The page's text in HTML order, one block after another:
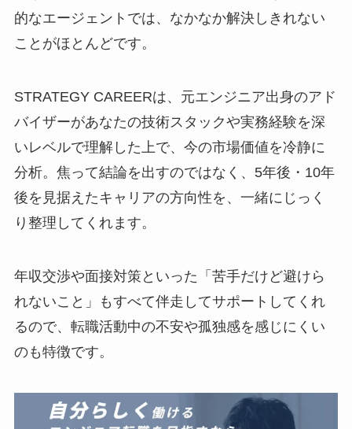
的なエージェントでは、なかなか解決しきれない
ことがほとんどです。
STRATEGY CAREERは、元エンジニア出身のアド
バイザーがあなたの技術スタックや実務経験を深
いレベルで理解した上で、今の市場価値を冷静に
分析。焦って結論を出すのではなく、5年後・10年
後を見据えたキャリアの方向性を、一緒にじっく
り整理してくれます。
年収交渉や面接対策といった「苦手だけど避けら
れないこと」もすべて伴走してサポートしてくれ
るので、転職活動中の不安や孤独感を感じにくい
のも特徴です。